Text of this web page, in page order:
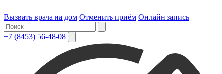
Вызвать врача на дом Отменить приём Онлайн запись
+7 (8453) 56-48-08